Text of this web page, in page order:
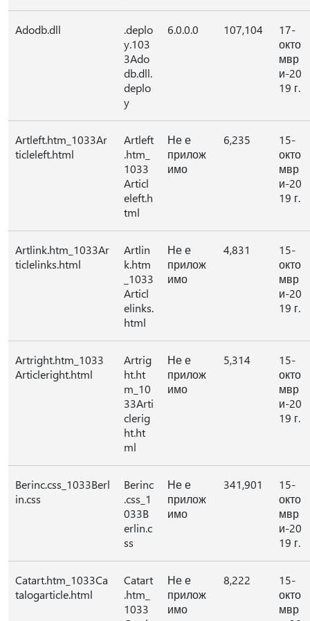
Adodb.dll
.deplo
y.103
3Ado
db.dll.
deplo
y
6.0.0.0 107,104
17-
окто
мвр
и-20
19 г.
Artleft.htm_1033Ar
ticleleft.html
Artleft
.htm_
1033
Articl
eleft.h
tml
Не е
прилож
имо
6,235
15-
окто
мвр
и-20
19 г.
Artlink.htm_1033Ar
ticlelinks.html
Artlin
k.htm
_1033
Articl
elinks.
html
Не е
прилож
имо
4,831
15-
окто
мвр
и-20
19 г.
Artright.htm_1033
Articleright.html
Artrig
ht.ht
m_10
33Arti
clerig
ht.ht
ml
Не е
прилож
имо
5,314
15-
окто
мвр
и-20
19 г.
Berinc.css_1033Berl
in.css
Berinc
.css_1
033B
erlin.c
ss
Не е
прилож
имо
341,901
15-
окто
мвр
и-20
19 г.
Catart.htm_1033Ca
talogarticle.html
Catart
.htm_
1033
Не е
прилож
имо
8,222
15-
окто
мвр